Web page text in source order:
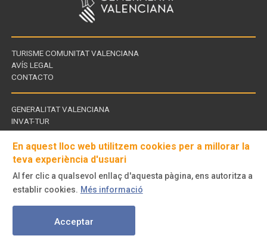
TURISME COMUNITAT VALENCIANA
AVÍS LEGAL
CONTACTO
Enllaços
d'interès
GENERALITAT VALENCIANA
INVAT-TUR
CDT - CENTROS DE TURISMO
Visita'ns
© Turisme Comunitat Valenciana. Tots els drets reservats.
En aquest lloc web utilitzem cookies per a millorar la
teva experiència d'usuari
Al fer clic a qualsevol enllaç d'aquesta pàgina, ens autoritza a
establir cookies. Més informació
Acceptar